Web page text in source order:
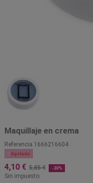
Maquillaje en crema
Referencia 1666216604
 Agotado
4,10 € 5,85 € -30%
Sin impuesto